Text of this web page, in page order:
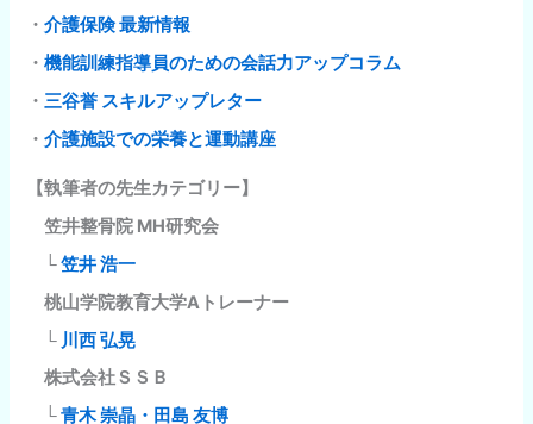
・介護保険 最新情報
・機能訓練指導員のための会話力アップコラム
・三谷誉 スキルアップレター
・介護施設での栄養と運動講座
【執筆者の先生カテゴリー】
笠井整骨院 MH研究会
└笠井 浩一
桃山学院教育大学Aトレーナー
└ 川西 弘晃
株式会社ＳＳＢ
└青木 崇晶・田島 友博